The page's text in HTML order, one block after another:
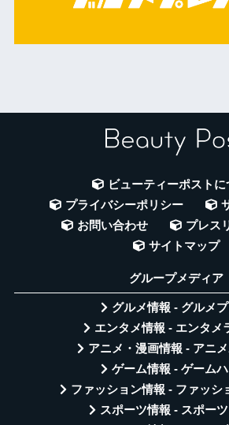
ビューティーポストに
プライバシーポリシー
お問い合わせ
プレス
サイトマップ
グループメディア
グルメ情報 - グルメ
エンタメ情報 - エンタメ
アニメ・漫画情報 - アニ
ゲーム情報 - ゲーム
ファッション情報 - ファッシ
スポーツ情報 - スポー